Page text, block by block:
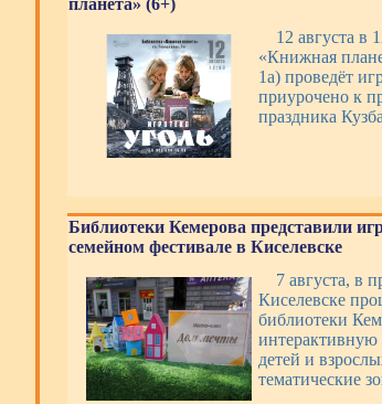
планета» (6+)
12 августа в
«Книжная
1а) проведёт
приурочено к
праздника
Библиотеки Кемерова представили
семейном фестивале в Киселевске
7 августа, в
Киселевске
библиотеки
интерактивную
детей и
тематические